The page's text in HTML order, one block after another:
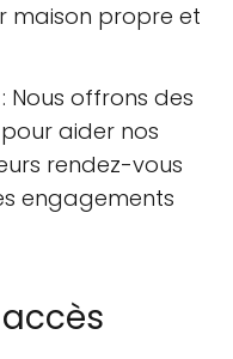
maison propre et
Nous offrons des
aider nos
rendez-vous
engagements